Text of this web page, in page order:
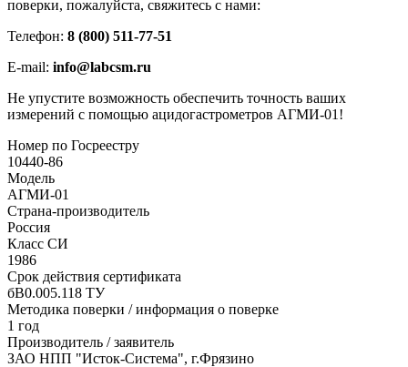
поверки, пожалуйста, свяжитесь с нами:
Телефон: 8 (800) 511-77-51
E-mail: info@labcsm.ru
Не упустите возможность обеспечить точность ваших
измерений с помощью ацидогастрометров АГМИ-01!
Номер по Госреестру
10440-86
Модель
АГМИ-01
Страна-производитель
Россия
Класс СИ
1986
Срок действия сертификата
бВ0.005.118 ТУ
Методика поверки / информация о поверке
1 год
Производитель / заявитель
ЗАО НПП "Исток-Система", г.Фрязино